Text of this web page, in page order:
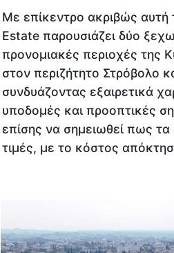
Με επίκεντρο ακριβώς αυτή
Estate παρουσιάζει δύο
προνομιακές περιοχές της
στον περιζήτητο Στρόβολο
συνδυάζοντας εξαιρετικά
υποδομές και προοπτικές
επίσης να σημειωθεί πως τα
τιμές, με το κόστος